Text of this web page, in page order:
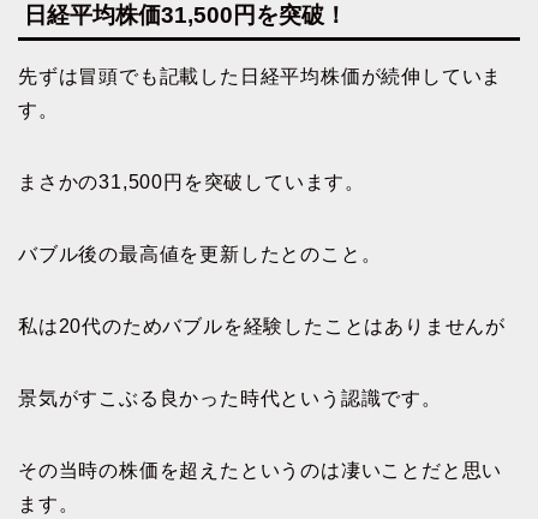
日経平均株価31,500円を突破！
先ずは冒頭でも記載した日経平均株価が続伸していま
す。
まさかの31,500円を突破しています。
バブル後の最高値を更新したとのこと。
私は20代のためバブルを経験したことはありませんが
景気がすこぶる良かった時代という認識です。
その当時の株価を超えたというのは凄いことだと思い
ます。